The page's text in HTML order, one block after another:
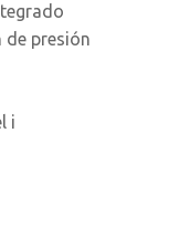
de presión
i